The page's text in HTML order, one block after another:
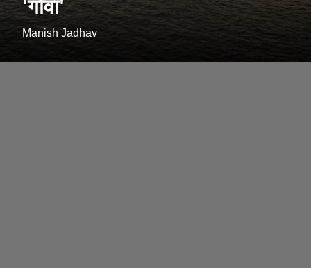
'गोवा'
Manish Jadhav